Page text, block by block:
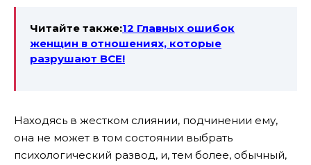
Читайте также:12 Главных ошибок
женщин в отношениях, которые
разрушают ВСЕ!
Находясь в жестком слиянии, подчинении ему,
она не может в том состоянии выбрать
психологический развод, и, тем более, обычный,